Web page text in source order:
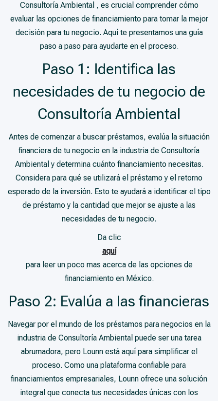
Consultoría Ambiental , es crucial comprender cómo
evaluar las opciones de financiamiento para tomar la mejor
decisión para tu negocio. Aquí te presentamos una guía
paso a paso para ayudarte en el proceso.
Paso 1: Identifica las
necesidades de tu negocio de
Consultoría Ambiental
Antes de comenzar a buscar préstamos, evalúa la situación
financiera de tu negocio en la industria de Consultoría
Ambiental y determina cuánto financiamiento necesitas.
Considera para qué se utilizará el préstamo y el retorno
esperado de la inversión. Esto te ayudará a identificar el tipo
de préstamo y la cantidad que mejor se ajuste a las
necesidades de tu negocio.
Da clic
aquí
para leer un poco mas acerca de las opciones de
financiamiento en México.
Paso 2: Evalúa a las financieras
Navegar por el mundo de los préstamos para negocios en la
industria de Consultoría Ambiental puede ser una tarea
abrumadora, pero Lounn está aquí para simplificar el
proceso. Como una plataforma confiable para
financiamientos empresariales, Lounn ofrece una solución
integral que conecta tus necesidades únicas con los